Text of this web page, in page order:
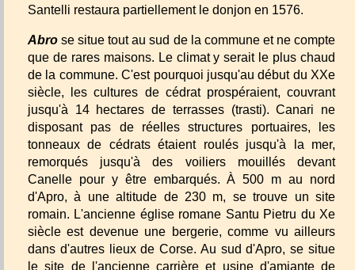
Santelli restaura partiellement le donjon en 1576.
Abro se situe tout au sud de la commune et ne compte
que de rares maisons. Le climat y serait le plus chaud
de la commune. C'est pourquoi jusqu'au début du XXe
siècle, les cultures de cédrat prospéraient, couvrant
jusqu'à 14 hectares de terrasses (trasti). Canari ne
disposant pas de réelles structures portuaires, les
tonneaux de cédrats étaient roulés jusqu'à la mer,
remorqués jusqu'à des voiliers mouillés devant
Canelle pour y être embarqués. À 500 m au nord
d'Apro, à une altitude de 230 m, se trouve un site
romain. L'ancienne église romane Santu Pietru du Xe
siècle est devenue une bergerie, comme vu ailleurs
dans d'autres lieux de Corse. Au sud d'Apro, se situe
le site de l'ancienne carrière et usine d'amiante de